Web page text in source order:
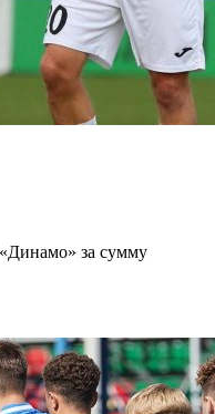
за сумму